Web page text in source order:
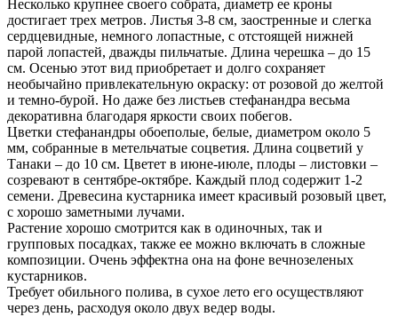
Несколько крупнее своего собрата, диаметр ее кроны
достигает трех метров. Листья 3-8 см, заостренные и слегка
сердцевидные, немного лопастные, с отстоящей нижней
парой лопастей, дважды пильчатые. Длина черешка – до 15
см. Осенью этот вид приобретает и долго сохраняет
необычайно привлекательную окраску: от розовой до желтой
и темно-бурой. Но даже без листьев стефанандра весьма
декоративна благодаря яркости своих побегов.
Цветки стефанандры обоеполые, белые, диаметром около 5
мм, собранные в метельчатые соцветия. Длина соцветий у
Танаки – до 10 см. Цветет в июне-июле, плоды – листовки –
созревают в сентябре-октябре. Каждый плод содержит 1-2
семени. Древесина кустарника имеет красивый розовый цвет,
с хорошо заметными лучами.
Растение хорошо смотрится как в одиночных, так и
групповых посадках, также ее можно включать в сложные
композиции. Очень эффектна она на фоне вечнозеленых
кустарников.
Требует обильного полива, в сухое лето его осуществляют
через день, расходуя около двух ведер воды.